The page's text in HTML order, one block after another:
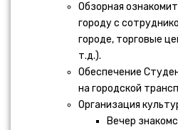
Обзорная
городу с
городе, торговые
т.д.).
Обеспечение
на городской
Организация
Вечер